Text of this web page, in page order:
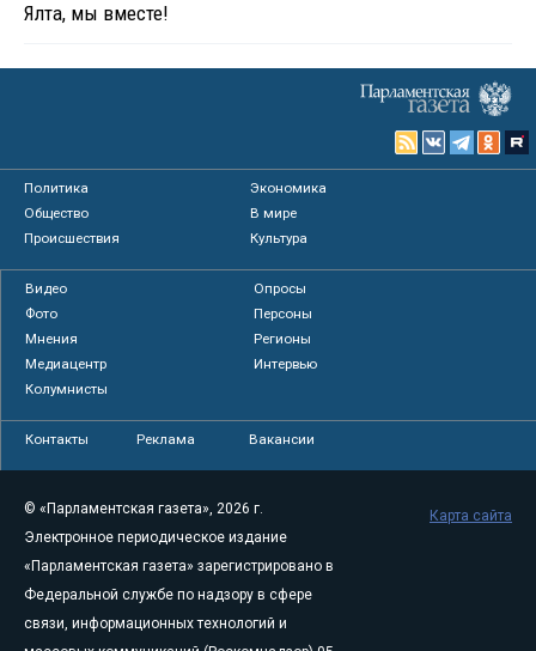
Ялта, мы вместе!
Политика
Экономика
Общество
В мире
Происшествия
Культура
Видео
Опросы
Фото
Персоны
Мнения
Регионы
Медиацентр
Интервью
Колумнисты
Контакты Реклама Вакансии
© «Парламентская газета», 2026 г.
Электронное периодическое издание
«Парламентская газета» зарегистрировано в
Федеральной службе по надзору в сфере
связи, информационных технологий и
Карта сайта